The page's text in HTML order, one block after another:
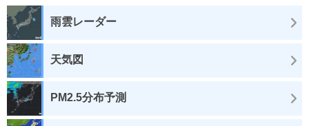
雨雲レーダー
天気図
PM2.5分布予測